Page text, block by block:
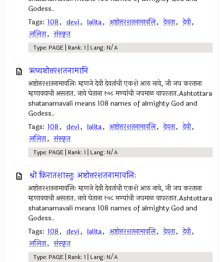
Godess.
Tags: 108, devi, lalita, अष्टोत्तरशतनामावलि, देवता, देवी,
ललिता, संस्कृत
Type: PAGE | Rank: 1 | Lang: N/A
ऋष्यष्टोत्तरशतनामानि
अष्टोत्तरशतनामावलिः म्हणजे देवी देवतांची एकशे आठ नावे, जी जप करताना
म्हणावयाची असतात. नावे घेताना १०८ मण्यांची जपमाळ वापरतात.Ashtottara
shatanamavali means 108 names of almighty God and
Godess.
Tags: 108, devi, lalita, अष्टोत्तरशतनामावलि, देवता, देवी,
ललिता, संस्कृत
Type: PAGE | Rank: 1 | Lang: N/A
श्री किरातशास्तुः अष्टोत्तरशतनामावलिः
अष्टोत्तरशतनामावलिः म्हणजे देवी देवतांची एकशे आठ नावे, जी जप करताना
म्हणावयाची असतात. नावे घेताना १०८ मण्यांची जपमाळ वापरतात.Ashtottara
shatanamavali means 108 names of almighty God and
Godess.
Tags: 108, devi, lalita, अष्टोत्तरशतनामावलि, देवता, देवी,
ललिता, संस्कृत
Type: PAGE | Rank: 1 | Lang: N/A